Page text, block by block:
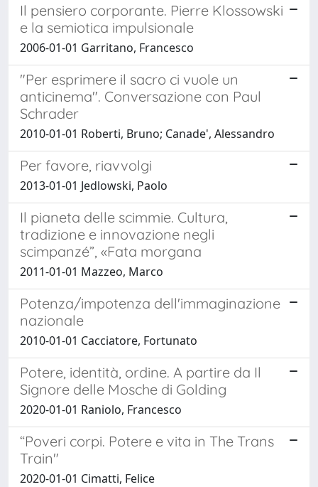
Il pensiero corporante. Pierre Klossowski
e la semiotica impulsionale
2006-01-01 Garritano, Francesco
"Per esprimere il sacro ci vuole un
anticinema". Conversazione con Paul
Schrader
2010-01-01 Roberti, Bruno; Canade', Alessandro
Per favore, riavvolgi
2013-01-01 Jedlowski, Paolo
Il pianeta delle scimmie. Cultura,
tradizione e innovazione negli
scimpanzé”, «Fata morgana
2011-01-01 Mazzeo, Marco
Potenza/impotenza dell'immaginazione
nazionale
2010-01-01 Cacciatore, Fortunato
Potere, identità, ordine. A partire da Il
Signore delle Mosche di Golding
2020-01-01 Raniolo, Francesco
“Poveri corpi. Potere e vita in The Trans
Train"
2020-01-01 Cimatti, Felice